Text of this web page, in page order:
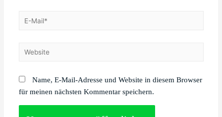
E-
Website
Name, E-Mail-Adresse und Website in diesem Browser
für meinen nächsten Kommentar speichern.